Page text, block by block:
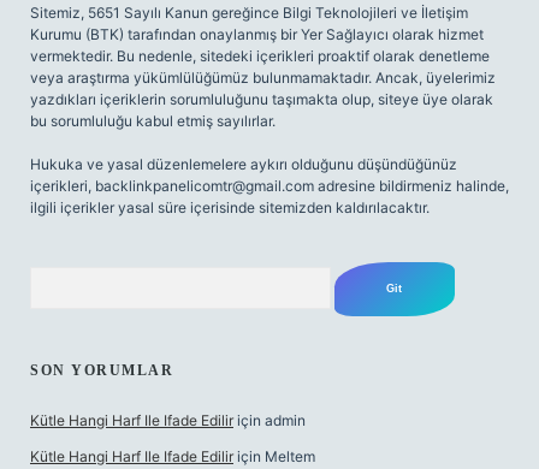
Sitemiz, 5651 Sayılı Kanun gereğince Bilgi Teknolojileri ve İletişim
Kurumu (BTK) tarafından onaylanmış bir Yer Sağlayıcı olarak hizmet
vermektedir. Bu nedenle, sitedeki içerikleri proaktif olarak denetleme
veya araştırma yükümlülüğümüz bulunmamaktadır. Ancak, üyelerimiz
yazdıkları içeriklerin sorumluluğunu taşımakta olup, siteye üye olarak
bu sorumluluğu kabul etmiş sayılırlar.
Hukuka ve yasal düzenlemelere aykırı olduğunu düşündüğünüz
içerikleri, backlinkpanelicomtr@gmail.com adresine bildirmeniz halinde,
ilgili içerikler yasal süre içerisinde sitemizden kaldırılacaktır.
SON YORUMLAR
Kütle Hangi Harf Ile Ifade Edilir için admin
Kütle Hangi Harf Ile Ifade Edilir için Meltem